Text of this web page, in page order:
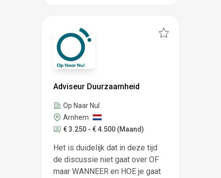
Adviseur Duurzaamheid
Op Naar Nul
Arnhem
€ 3.250 - € 4.500 (Maand)
Het is duidelijk dat in deze tijd
de discussie niet gaat over OF
maar WANNEER en HOE je gaat